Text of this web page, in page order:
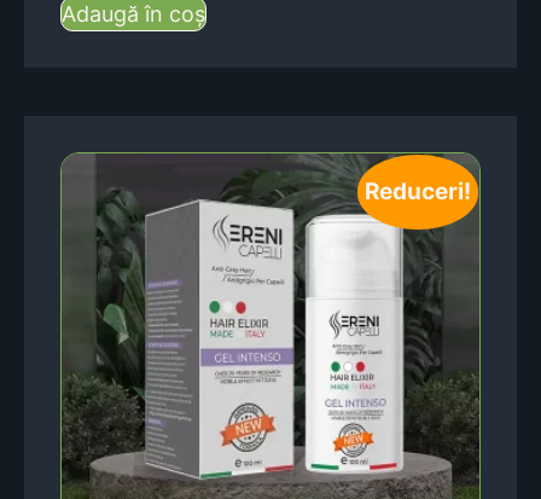
Adaugă în coș
Reduceri!